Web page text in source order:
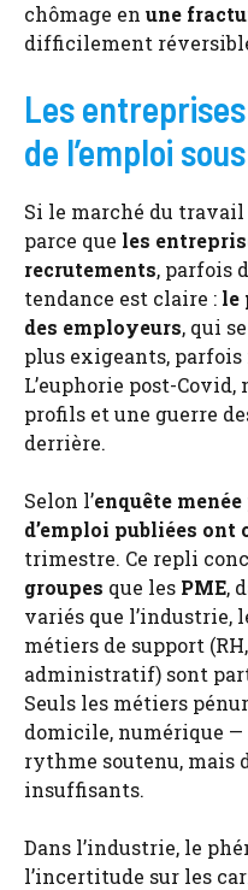
chômage en une
difficilement
Les
de l’emploi
Si le marché du travail
parce que les
recrutements, parfois
tendance est claire : le
des employeurs, qui
plus exigeants,
L’euphorie post-Covid,
profils et une guerre
derrière.
Selon l’enquête
d’emploi publiées ont
trimestre. Ce repli
groupes que les PME,
variés que l’industrie,
métiers de support
administratif) sont
Seuls les métiers
domicile, numérique
rythme soutenu, mais
insuffisants.
Dans l’industrie, le
l’incertitude sur les